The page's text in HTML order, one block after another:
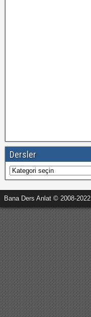
Dersler
Dersler
Bana Ders Anlat © 2008-2022